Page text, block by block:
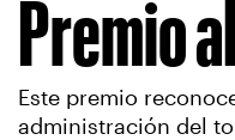
Premio
Este premio
administración del